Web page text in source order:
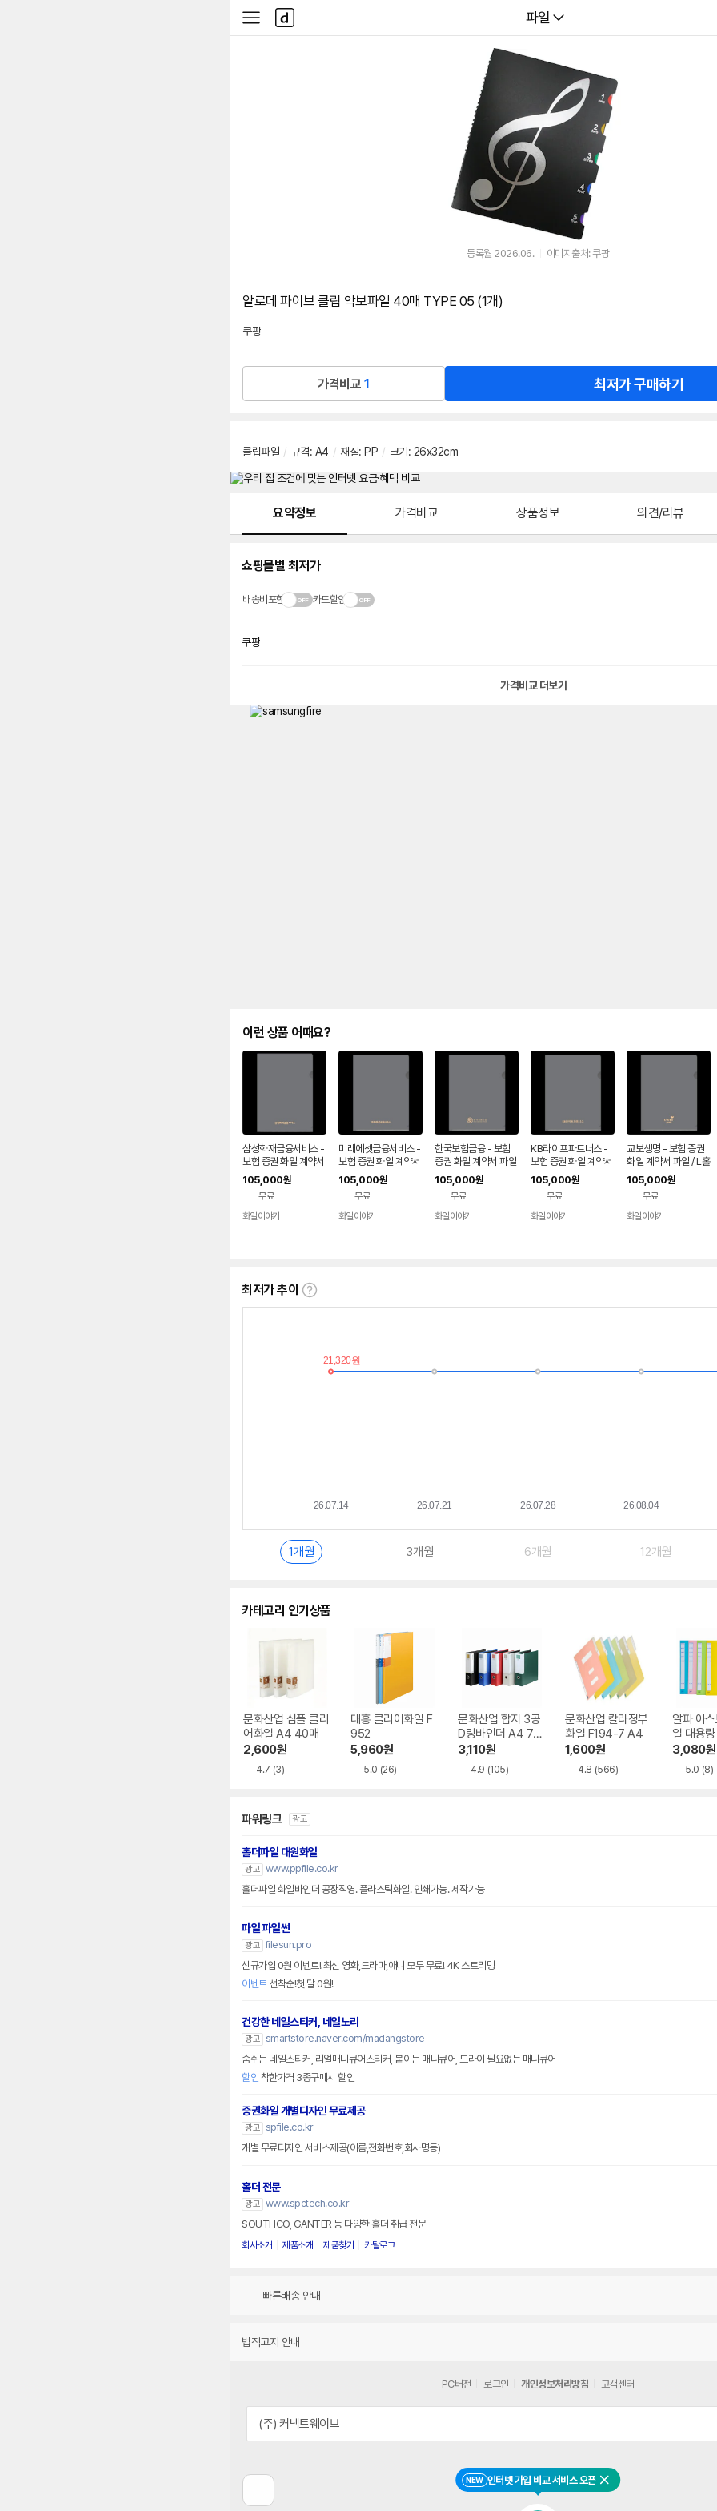
다나와
파일
사
이
다
나
와
NEW 인터넷 가입 비교 서비스 오픈 닫기
등록월 2026.06. 이미지출처: 쿠팡
알로데 파이브 클립 악보파일 40매 TYPE 05 (1개)
쿠팡
가격비교 1 최저가 구매하기
클립파일 / 규격: A4 / 재질: PP / 크기 : 26x32cm
요약정보 가격비교 상품정보 의견/리뷰
쇼핑몰별 최저가
배송비포함 카드할인
쿠팡
가격비교 더보기
이런 상품 어때요?
삼성화재금융서비스 -
보험 증권 화일 계약서
파일 / L홀더화일 PPS
105,000원
무료
화일이야기
미래에셋금융서비스 -
보험 증권 화일 계약서
파일 / L홀더화일 PPS
105,000원
무료
화일이야기
한국보험금융 - 보험
증권 화일 계약서 파일
/ L홀더화일 PPS
105,000원
무료
화일이야기
KB라이프파트너스 -
보험 증권 화일 계약서
파일 / L홀더화일 PPS
105,000원
무료
화일이야기
교보생명 - 보험 증권
화일 계약서 파일 / L홀
더화일 PPS
105,000원
무료
화일이야기
최저가 추이
최
1개월 3개월 6개월 12개월
카테고리 인기상품
문화산업 심플 클리
어화일 A4 40매
2,600원
4.7 (3)
대흥 클리어화일 F
952
5,960원
5.0 (26)
문화산업 합지 3공
D링바인더 A4 7c
m
3,110원
4.9 (105)
문화산업 칼라정부
화일 F194-7 A4
1,600원
4.8 (566)
알파 아
일 대용
7 A4 10
3,080원
5.0 (8)
파워링크 광고
홀더파일 대원화일
광고 www.ppfile.co.kr
홀더파일 화일바인더 공장직영. 플라스틱화일. 인쇄가능. 제작가능
파일 파일썬
광고 filesun.pro
신규가입 0원 이벤트! 최신 영화,드라마,애니 모두 무료! 4K 스트리밍
이벤트선착순!첫 달 0원!
건강한 네일스티커, 네일노리
광고 smartstore.naver.com/madangstore
숨쉬는 네일스티커, 리얼매니큐어스티커, 붙이는 매니큐어, 드라이 필요없는 매니큐어
할인 착한가격 3종구매시 할인
증권화일 개별디자인 무료제공
광고 spfile.co.kr
개별 무료디자인 서비스제공(이름,전화번호,회사명등)
홀더 전문
광고 www.spctech.co.kr
SOUTHCO, GANTER 등 다양한 홀더 취급 전문
회사소개 제품소개 제품찾기 카탈로그
빠른배송 안내
법적고지 안내
전
PC버전 로그인 개인정보처리방침 고객센터
(주) 커넥트웨이브